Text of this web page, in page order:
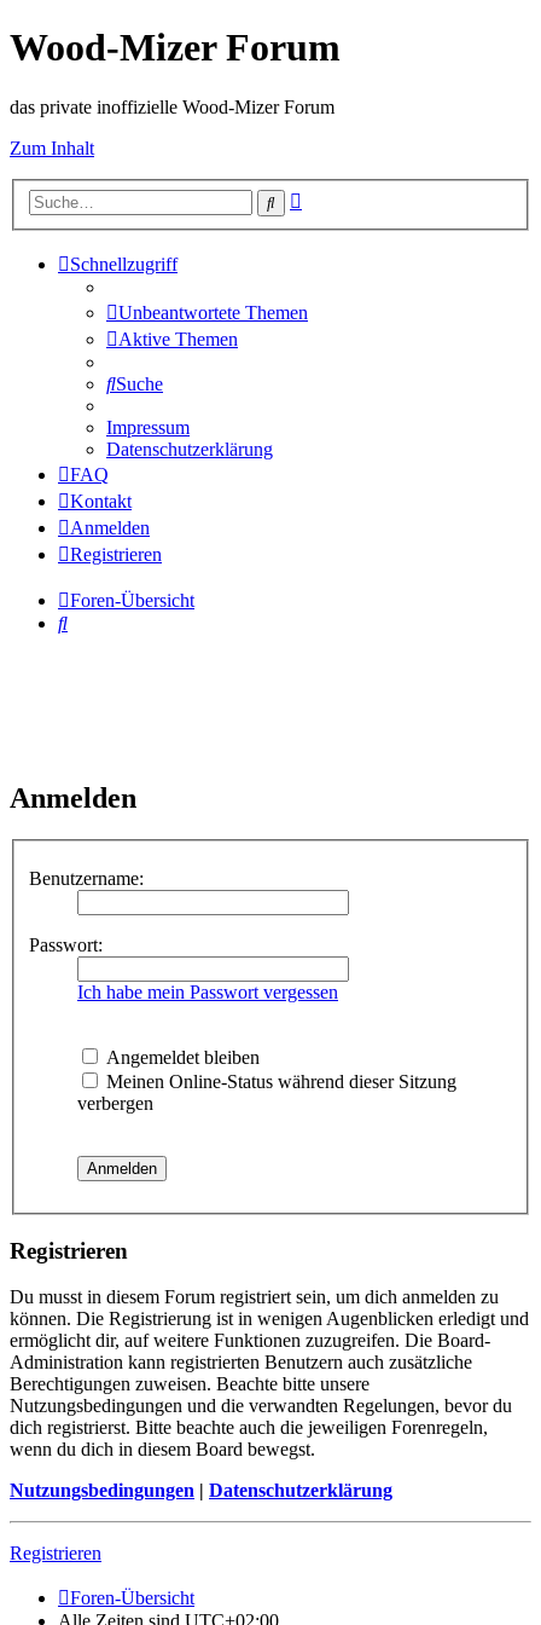
Wood-Mizer Forum
das private inoffizielle Wood-Mizer Forum
Zum Inhalt
Suche
Schnellzugriff
Unbeantwortete Themen
Aktive Themen
Suche
Impressum
Datenschutzerklärung
FAQ
Kontakt
Anmelden
Registrieren
Foren-Übersicht
Suche
Anmelden
Benutzername:
Passwort:
Ich habe mein Passwort vergessen
Angemeldet bleiben
Meinen Online-Status während dieser Sitzung
verbergen
Registrieren
Du musst in diesem Forum registriert sein, um dich anmelden zu
können. Die Registrierung ist in wenigen Augenblicken erledigt und
ermöglicht dir, auf weitere Funktionen zuzugreifen. Die Board-
Administration kann registrierten Benutzern auch zusätzliche
Berechtigungen zuweisen. Beachte bitte unsere
Nutzungsbedingungen und die verwandten Regelungen, bevor du
dich registrierst. Bitte beachte auch die jeweiligen Forenregeln,
wenn du dich in diesem Board bewegst.
Nutzungsbedingungen | Datenschutzerklärung
Registrieren
Foren-Übersicht